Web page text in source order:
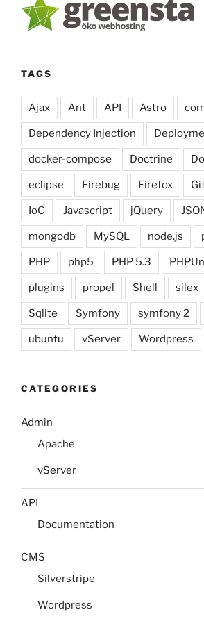
TAGS
Ajax Ant API Astro
Dependency Injection
docker-compose Doctrine
eclipse Firebug Firefox
IoC Javascript jQuery
mongodb MySQL node.js
PHP php5 PHP 5.3
plugins propel Shell silex
Sqlite Symfony symfony 2
ubuntu vServer Wordpress
CATEGORIES
Admin
Apache
vServer
API
Documentation
CMS
Silverstripe
Wordpress